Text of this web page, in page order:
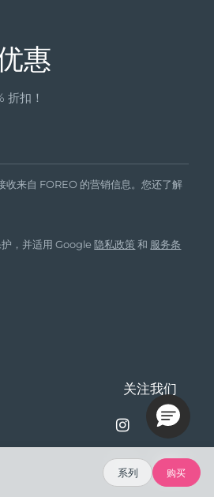
惠
折扣！
收来自 FOREO 的营销信息。您还了解
护，并适用 Google隐私政策 和 服务条
关注我们
系列 购买